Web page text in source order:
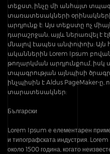
տեքստ, ինչը մի անհայտ
տառատեսակների օրինակների
արդյունք է: Այս տեքստը ոչ
դարաշրջան, այլև ներառվել է
մնալով էապես անփոփոխ: Այն
ականներին Lorem Ipsum
թողարկման արդյունքում, իսկ
տպագրության այնպիսի
ինչպիսին է Aldus PageMaker-ը,
տարատեսակներ:
Български
Lorem Ipsum е елементарен
и типографската индустрия.
около 1500 година, когато